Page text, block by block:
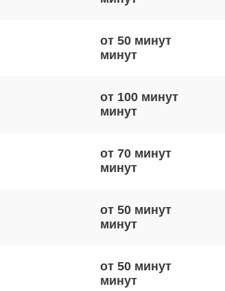
от 50 минут
от 100 минут
от 70 минут
от 50 минут
от 50 минут